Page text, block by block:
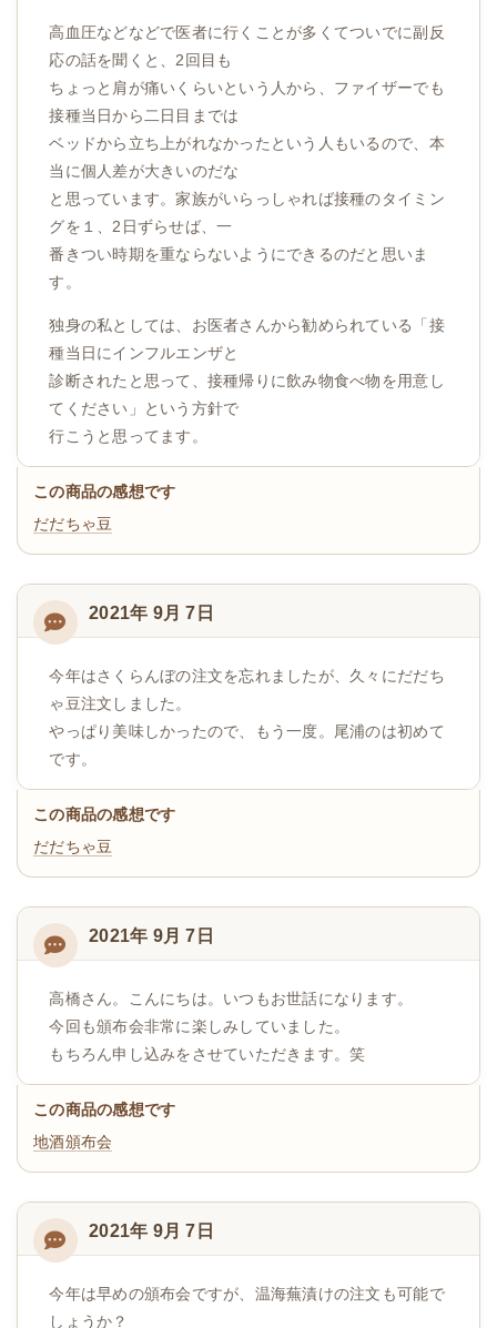
高血圧などなどで医者に行くことが多くてついでに副反
応の話を聞くと、2回目も
ちょっと肩が痛いくらいという人から、ファイザーでも
接種当日から二日目までは
ベッドから立ち上がれなかったという人もいるので、本
当に個人差が大きいのだな
と思っています。家族がいらっしゃれば接種のタイミン
グを１、2日ずらせば、一
番きつい時期を重ならないようにできるのだと思いま
す。
独身の私としては、お医者さんから勧められている「接
種当日にインフルエンザと
診断されたと思って、接種帰りに飲み物食べ物を用意し
てください」という方針で
行こうと思ってます。
この商品の感想です
だだちゃ豆
2021年 9月 7日
今年はさくらんぼの注文を忘れましたが、久々にだだち
ゃ豆注文しました。
やっぱり美味しかったので、もう一度。尾浦のは初めて
です。
この商品の感想です
だだちゃ豆
2021年 9月 7日
高橋さん。こんにちは。いつもお世話になります。
今回も頒布会非常に楽しみしていました。
もちろん申し込みをさせていただきます。笑
この商品の感想です
地酒頒布会
2021年 9月 7日
今年は早めの頒布会ですが、温海蕪漬けの注文も可能で
しょうか？